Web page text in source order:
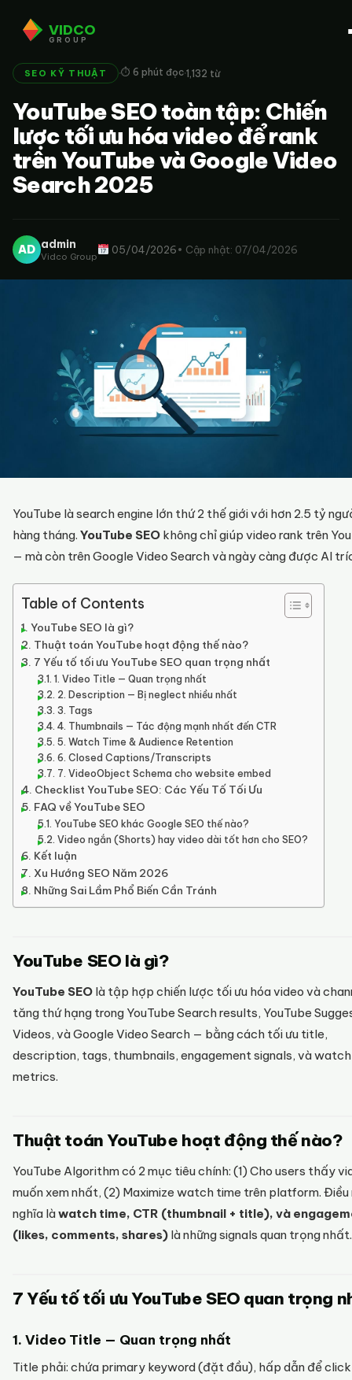
VIDCO
GROUP
SEO KỸ THUẬT ·⏱ 6 phút đọc·1,132 từ
YouTube SEO toàn tập: Chiến
lược tối ưu hóa video để rank
trên YouTube và Google Video
Search 2025
AD admin
Vidco Group
05/04/2026• Cập nhật: 07/04/2026
YouTube là search engine lớn thứ 2 thế giới với hơn 2.5 tỷ
hàng tháng. YouTube SEO không chỉ giúp video rank trên
— mà còn trên Google Video Search và ngày càng được AI
Table of Contents
YouTube SEO là gì?
Thuật toán YouTube hoạt động thế nào?
7 Yếu tố tối ưu YouTube SEO quan trọng nhất
1. Video Title — Quan trọng nhất
2. Description — Bị neglect nhiều nhất
3. Tags
4. Thumbnails — Tác động mạnh nhất đến CTR
5. Watch Time & Audience Retention
6. Closed Captions/Transcripts
7. VideoObject Schema cho website embed
Checklist YouTube SEO: Các Yếu Tố Tối Ưu
FAQ về YouTube SEO
YouTube SEO khác Google SEO thế nào?
Video ngắn (Shorts) hay video dài tốt hơn cho SEO?
Kết luận
Xu Hướng SEO Năm 2026
Những Sai Lầm Phổ Biến Cần Tránh
YouTube SEO là gì?
YouTube SEO là tập hợp chiến lược tối ưu hóa video và
tăng thứ hạng trong YouTube Search results, YouTube
Videos, và Google Video Search — bằng cách tối ưu title,
description, tags, thumbnails, engagement signals, và
metrics.
Thuật toán YouTube hoạt động thế nào?
YouTube Algorithm có 2 mục tiêu chính: (1) Cho users thấy
muốn xem nhất, (2) Maximize watch time trên platform. Điều
nghĩa làwatch time, CTR (thumbnail + title), và
(likes, comments, shares) là những signals quan trọng nhất.
7 Yếu tố tối ưu YouTube SEO quan trọng
1. Video Title — Quan trọng nhất
Title phải: chứa primary keyword (đặt đầu), hấp dẫn để